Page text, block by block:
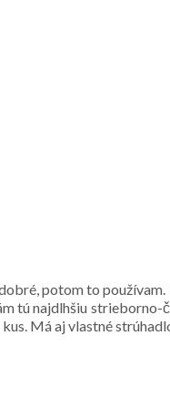
potom to
tú najdlhšiu strieborno-
Má aj vlastné